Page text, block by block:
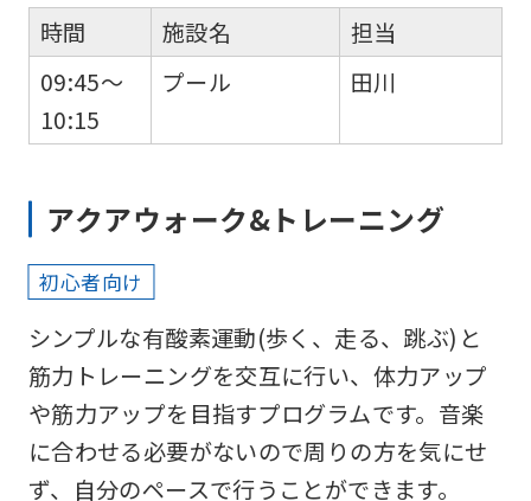
時間
09:45～
10:15
施設名
プール
担当
田川
アクアウォーク&トレーニング
初心者向け
シンプルな有酸素運動(歩く、走る、跳ぶ)と
筋力トレーニングを交互に行い、体力アップ
や筋力アップを目指すプログラムです。音楽
に合わせる必要がないので周りの方を気にせ
ず、自分のペースで行うことができます。
translation)
to
to
top
if
you
use
an
automatic